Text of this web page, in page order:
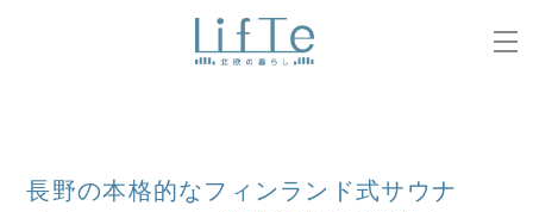
長野の本格的なフィンランド式サウナ